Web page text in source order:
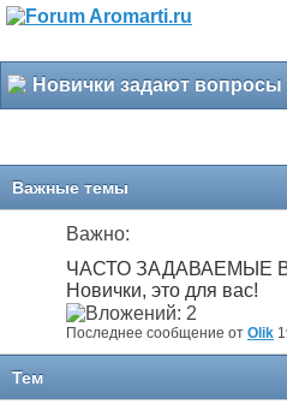
Новички задают вопросы
Важные темы
Важно:
ЧАСТО ЗАДАВАЕМЫЕ
Новички, это для вас!
Последнее сообщение от Olik
Тем